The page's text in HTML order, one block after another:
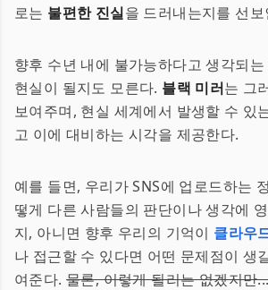
로는 불편한 진실을 드러내는지를 선
향후 수년 내에 불가능하다고 생각되
현실이 될지도 모른다. 블랙 미러는 그
보여주며, 현실 세계에서 발생할 수 있
고 이에 대비하는 시각을 제공한다.
예를 들면, 우리가 SNS에 업로드하는
떻게 다른 사람들의 판단이나 생각에
지, 아니면 향후 우리의 기억이 클라우
나 접근할 수 있다면 어떤 문제점이 생
여준다. 물론, 이렇게 될리는 없겠지만